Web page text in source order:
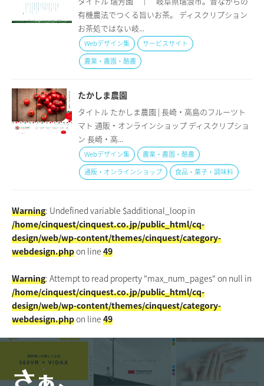
有機農法でつくる旨いお茶。 ディスクリプション
お茶処ではない岐...
Webデザイン集
サービスサイト
農業・農園・酪農
たかしま農園
タイトル たかしま農園 | 長崎・高島のフルーツト
マト 通販・オンラインショップ ディスクリプショ
ン 長崎・高...
Webデザイン集
農業・農園・酪農
通販・オンラインショップ
食品・菓子・調味料
Warning: Undefined variable $additional_loop in
/home/cinquest/cinquest.co.jp/public_html/cq-
design/web/wp-content/themes/cinquest/category-
webdesign.phpon line 49
Warning: Attempt to read property "max_num_pages" on null in
/home/cinquest/cinquest.co.jp/public_html/cq-
design/web/wp-content/themes/cinquest/category-
webdesign.phpon line 49
さぁ、